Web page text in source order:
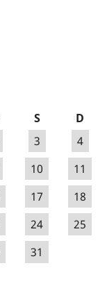
S
D
3
4
10
11
17
18
24
25
31